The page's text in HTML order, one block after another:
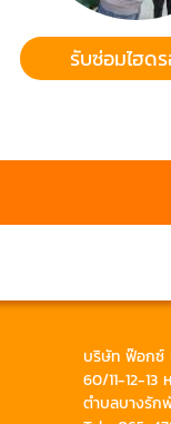
รับซ่อมไฮด
บริษัท ฟ๊อกซ์
60/11-12-13
ตำบลบางรัก